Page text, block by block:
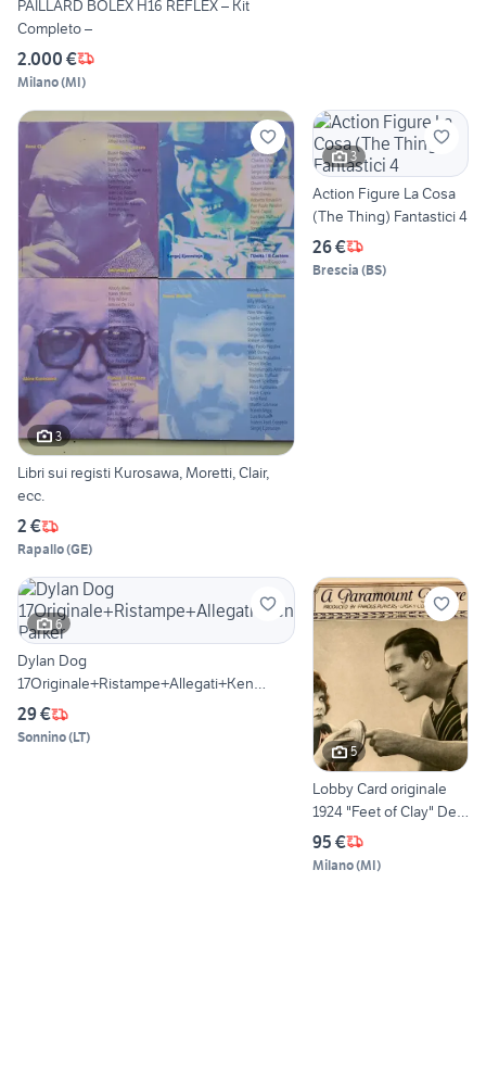
PAILLARD BOLEX H16 REFLEX – Kit
Completo –
2.000 €
Milano(MI)
3
Libri sui registi Kurosawa, Moretti, Clair,
ecc.
2 €
Rapallo(GE)
3
Action Figure La Cosa
(The Thing) Fantastici 4
26 €
Brescia (BS)
6
Dylan Dog
17Originale+Ristampe+Allegati+Ken
Parker
29 €
Sonnino(LT)
5
Lobby Card originale
1924 "Feet of Clay" De
Mille
95 €
Milano(MI)